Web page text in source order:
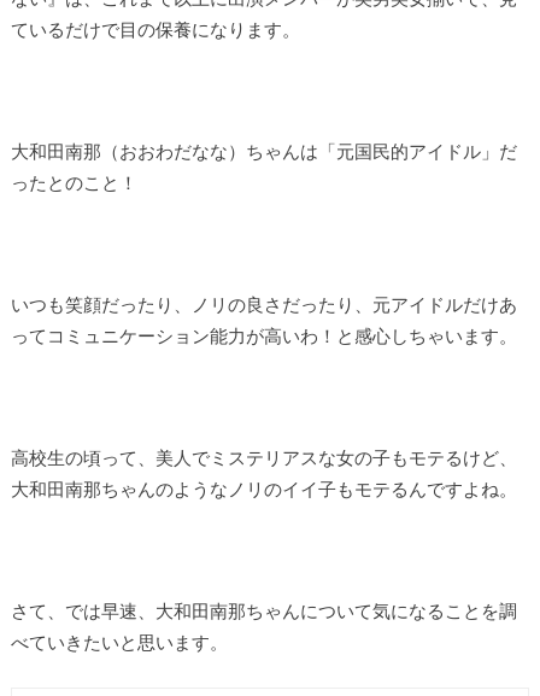
ているだけで目の保養になります。
大和田南那（おおわだなな）ちゃんは「元国民的アイドル」だ
ったとのこと！
いつも笑顔だったり、ノリの良さだったり、元アイドルだけあ
ってコミュニケーション能力が高いわ！と感心しちゃいます。
高校生の頃って、美人でミステリアスな女の子もモテるけど、
大和田南那ちゃんのようなノリのイイ子もモテるんですよね。
さて、では早速、大和田南那ちゃんについて気になることを調
べていきたいと思います。